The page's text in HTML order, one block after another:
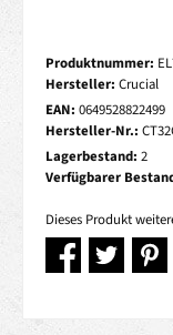
Produktnummer:
Hersteller: Crucial
EAN: 0649528822499
Hersteller-Nr.:
Lagerbestand: 2
Verfügbarer
Dieses Produkt